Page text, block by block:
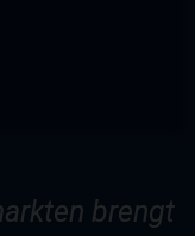
brengt